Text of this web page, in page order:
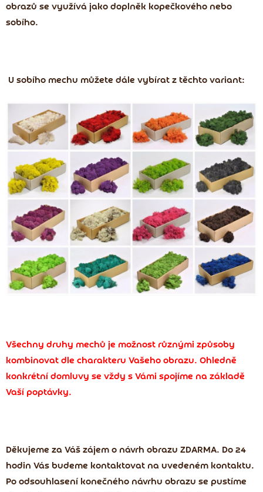
obrazů se využívá jako doplněk kopečkového nebo
sobího.
U sobího mechu můžete dále vybírat z těchto variant:
Všechny druhy mechů je možnost různými způsoby
kombinovat dle charakteru Vašeho obrazu. Ohledně
konkrétní domluvy se vždy s Vámi spojíme na základě
Vaší poptávky.
Děkujeme za Váš zájem o návrh obrazu ZDARMA. Do 24
hodin Vás budeme kontaktovat na uvedeném kontaktu.
Po odsouhlasení konečného návrhu obrazu se pustíme